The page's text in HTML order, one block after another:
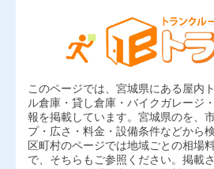
このページでは、宮城県にある屋内
ル倉庫・貸し倉庫・バイクガレージ
報を掲載しています。宮城県のを、
プ・広さ・料金・設備条件などから
区町村のページでは地域ごとの相場
で、そちらもご参照ください。掲載